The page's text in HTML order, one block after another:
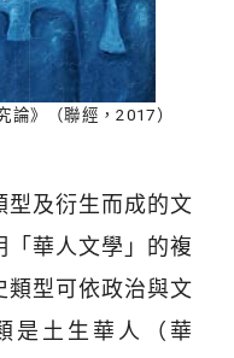
論》（聯經，2017）
型及衍生而成的文
「華人文學」的複
類型可依政治與文
是土生華人（華